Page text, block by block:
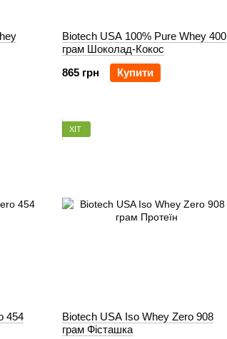
Biotech USA 100% Pure Whey 400
грам Шоколад-Кокос
865 грн
Купити
454
ХІТ
Biotech USA Iso Whey Zero 908
грам Фісташка